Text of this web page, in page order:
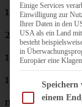
1 Pck.Backpulver
2 ElKakaopulver
1/2 Tl Zimtpulver
1 EL Milch
nach Belieben:
Einige Services
Einwilligung zur
Ihrer Daten in den
USA als ein Land
besteht
in
Europäer eine
Im Folgenden
einem